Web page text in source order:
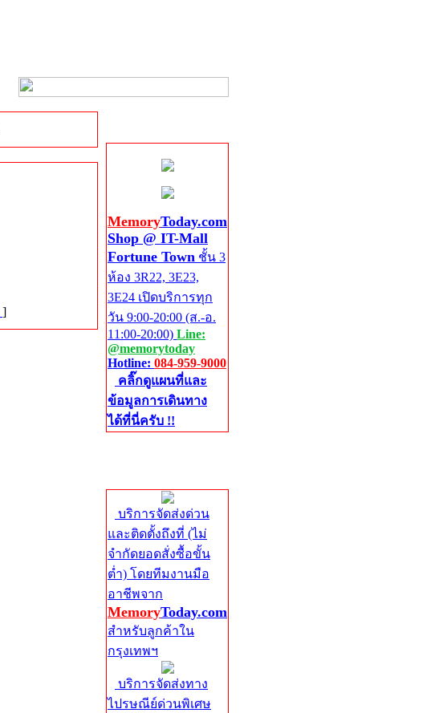
]
MemoryToday.com
Shop @ IT-Mall
Fortune Town ชั้น 3
ห้อง 3R22, 3E23,
3E24 เปิดบริการทุก
วัน 9:00-20:00 (ส.-อ.
11:00-20:00) Line:
@memorytoday
Hotline: 084-959-9000
คลิ๊กดูแผนที่และ
ข้อมูลการเดินทาง
ได้ที่นี่ครับ !!
บริการจัดส่งด่วน
และติดตั้งถึงที่ (ไม่
จำกัดยอดสั่งซื้อขั้น
ต่ำ) โดยทีมงานมือ
อาชีพจาก
MemoryToday.com
สำหรับลูกค้าใน
กรุงเทพฯ
บริการจัดส่งทาง
ไปรษณีย์ด่วนพิเศษ